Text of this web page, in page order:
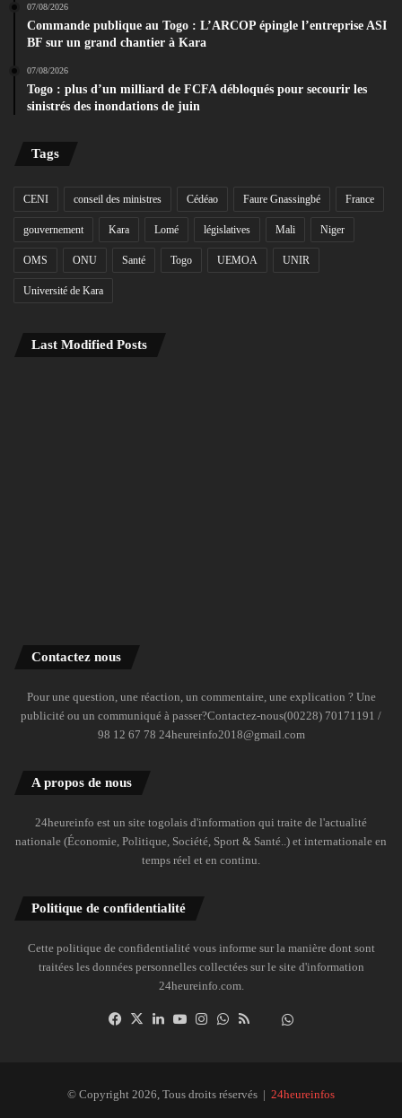
07/08/2026
Commande publique au Togo : L’ARCOP épingle l’entreprise ASI
BF sur un grand chantier à Kara
07/08/2026
Togo : plus d’un milliard de FCFA débloqués pour secourir les
sinistrés des inondations de juin
Tags
CENI conseil des ministres Cédéao Faure Gnassingbé France
gouvernement Kara Lomé législatives Mali Niger
OMS ONU Santé Togo UEMOA UNIR
Université de Kara
Last Modified Posts
Contactez nous
Pour une question, une réaction, un commentaire, une explication ? Une
publicité ou un communiqué à passer?Contactez-nous(00228) 70171191 /
98 12 67 78 24heureinfo2018@gmail.com
A propos de nous
24heureinfo est un site togolais d'information qui traite de l'actualité
nationale (Économie, Politique, Société, Sport & Santé..) et internationale en
temps réel et en continu.
Politique de confidentialité
Cette politique de confidentialité vous informe sur la manière dont sont
traitées les données personnelles collectées sur le site d'information
24heureinfo.com.
Facebook
X LinkedinYouTubeInstagramWhatsAppDailymotion
© Copyright 2026, Tous droits réservés | 24heureinfos